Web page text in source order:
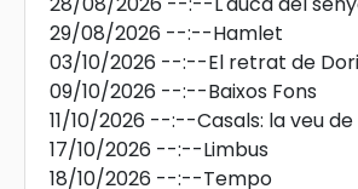
29/08/2026 --:--Hamlet
03/10/2026 --:--El retrat de
09/10/2026 --:--Baixos Fons
11/10/2026 --:--Casals: la veu
17/10/2026 --:--Limbus
18/10/2026 --:--Tempo